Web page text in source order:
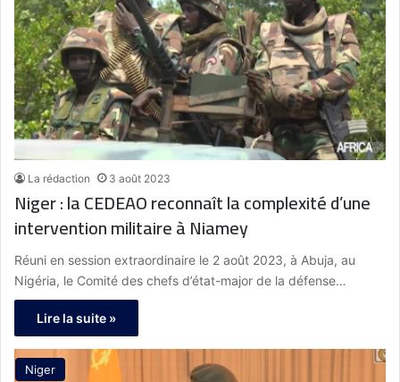
La rédaction 3 août 2023
Niger : la CEDEAO reconnaît la complexité d’une
intervention militaire à Niamey
Réuni en session extraordinaire le 2 août 2023, à Abuja, au
Nigéria, le Comité des chefs d’état-major de la défense…
Lire la suite »
Niger